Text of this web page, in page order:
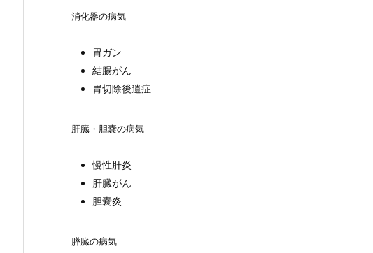
消化器の病気
胃ガン
結腸がん
胃切除後遺症
肝臓・胆嚢の病気
慢性肝炎
肝臓がん
胆嚢炎
膵臓の病気